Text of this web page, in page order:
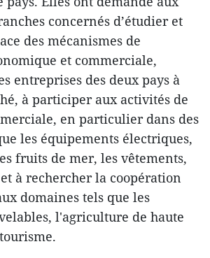
concernés d’étudier et
des mécanismes de
et commerciale,
entreprises des deux pays à
à participer aux activités de
en particulier dans des
les équipements électriques,
fruits de mer, les vêtements,
à rechercher la coopération
domaines tels que les
l'agriculture de haute